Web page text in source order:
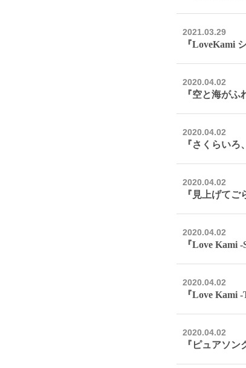
2021.03.29
『LoveKami
2020.04.02
『空と海が
2020.04.02
『さくらい
2020.04.02
『見上げて
2020.04.02
『Love Kami
2020.04.02
『Love Kami
2020.04.02
『ピュアソ